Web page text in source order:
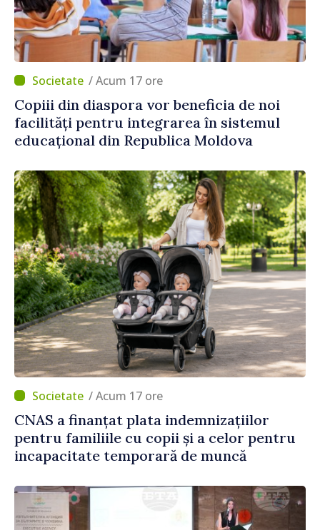
/ Acum 17 ore
Copiii din diaspora vor beneficia de noi
facilități pentru integrarea în sistemul
educațional din Republica Moldova
/ Acum 17 ore
CNAS a finanțat plata indemnizațiilor
pentru familiile cu copii și a celor pentru
incapacitate temporară de muncă